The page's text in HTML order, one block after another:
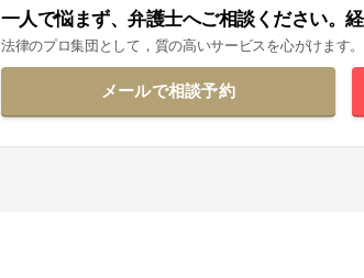
一人で悩まず、弁護士へご相談ください。
法律のプロ集団として，質の高いサービスを心がけます。
メールで相談予約